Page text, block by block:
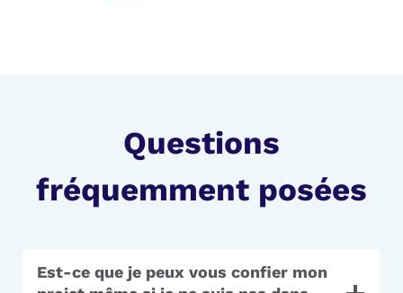
Questions
fréquemment posées
Est-ce que je peux vous confier mon